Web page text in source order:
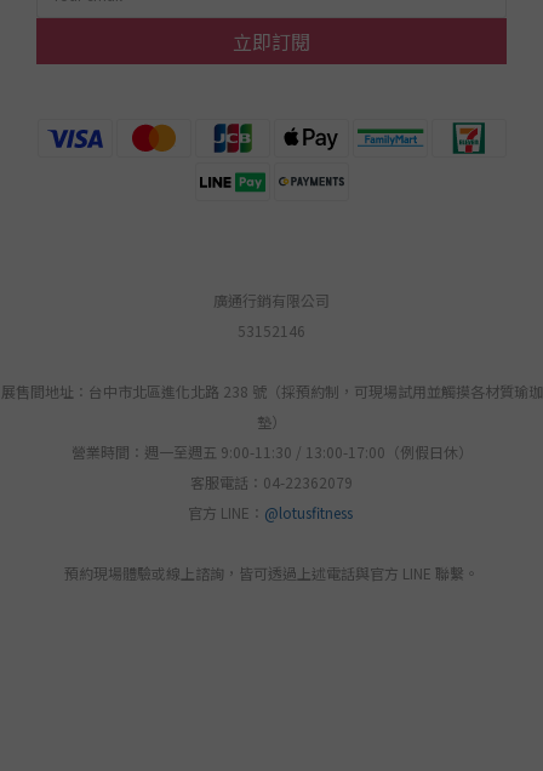
立即訂閱
廣通行銷有限公司
53152146
展售間地址：台中市北區進化北路 238 號（採預約制，可現場試用並觸摸各材質瑜珈
墊）
營業時間：週一至週五 9:00-11:30 / 13:00-17:00（例假日休）
客服電話：04-22362079
官方 LINE： @lotusfitness
預約現場體驗或線上諮詢，皆可透過上述電話與官方 LINE 聯繫。